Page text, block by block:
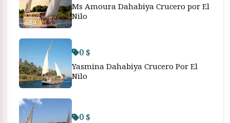
Ms Amoura Dahabiya Crucero por El
Nilo
0 $
Yasmina Dahabiya Crucero Por El
Nilo
0 $